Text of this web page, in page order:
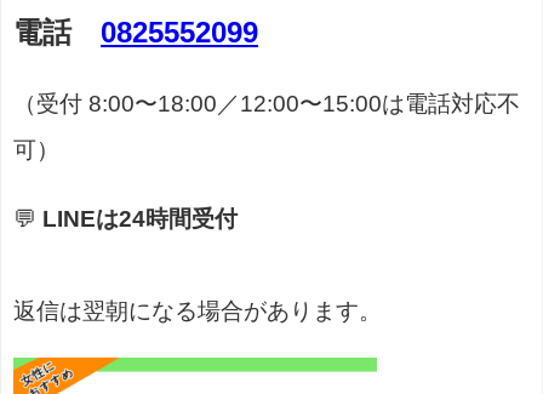
電話 0825552099
（受付 8:00〜18:00／12:00〜15:00は電話対応不
可）
💬 LINEは24時間受付
返信は翌朝になる場合があります。